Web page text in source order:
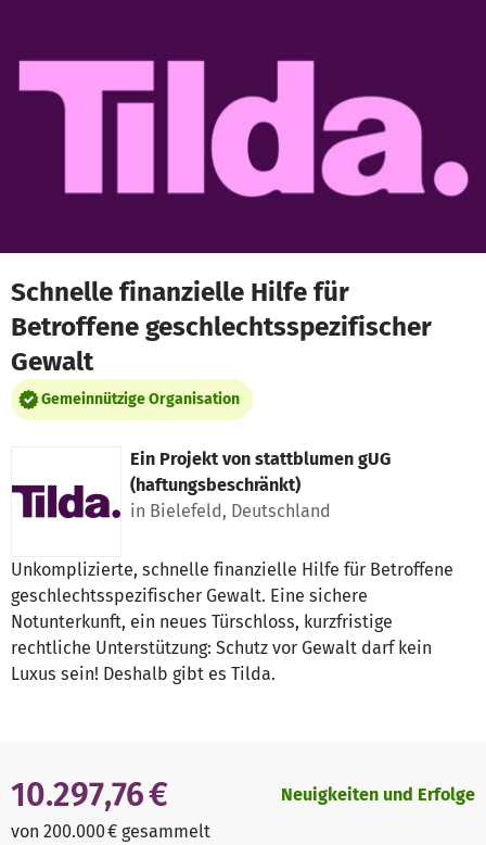
Schnelle finanzielle Hilfe für
Betroffene geschlechtsspezifischer
Gewalt
Gemeinnützige Organisation
Ein Projekt von stattblumen gUG
(haftungsbeschränkt)
in Bielefeld, Deutschland
Unkomplizierte, schnelle finanzielle Hilfe für Betroffene
geschlechtsspezifischer Gewalt. Eine sichere
Notunterkunft, ein neues Türschloss, kurzfristige
rechtliche Unterstützung: Schutz vor Gewalt darf kein
Luxus sein! Deshalb gibt es Tilda.
10.297,76 €
von 200.000 € gesammelt
Neuigkeiten und Erfolge